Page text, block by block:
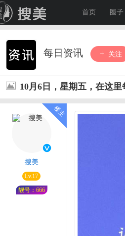
首页 圈子
每日资讯 关注
10月6日，星期五，在这里
搜美
Lv.17
靓号：666